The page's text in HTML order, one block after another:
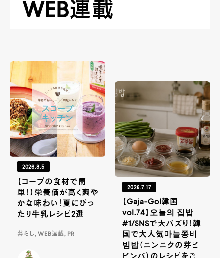
WEB連載
2026.8.5
【コープの食材で簡
単！】栄養価が高く爽や
かな味わい！夏にぴっ
たり牛乳レシピ2選
暮らし, WEB連載, PR
2026.7.17
【Gaja-Go!韓国
vol.74】오늘의 집밥
#1/SNSで大バズり！韓
国で大人気마늘쫑비
빔밥（ニンニクの芽ビ
ビンバ）のレシピをご